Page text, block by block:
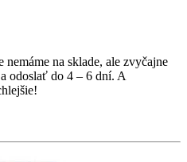
nemáme na sklade, ale zvyčajne
odoslať do 4 – 6 dní. A